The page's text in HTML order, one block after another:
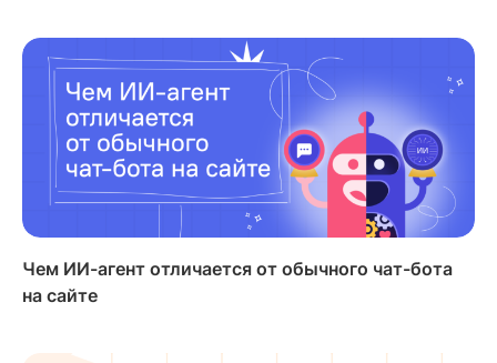
Чем ИИ-агент отличается от обычного чат-бота
на сайте